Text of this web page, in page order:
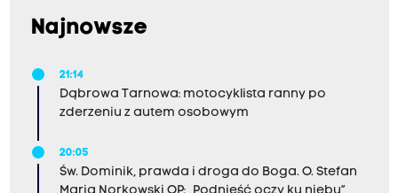
Najnowsze
21:14
Dąbrowa Tarnowa: motocyklista ranny po
zderzeniu z autem osobowym
20:05
Św. Dominik, prawda i droga do Boga. O. Stefan